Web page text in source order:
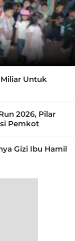
Untuk
2026, Pilar
Pemkot
Gizi Ibu Hamil